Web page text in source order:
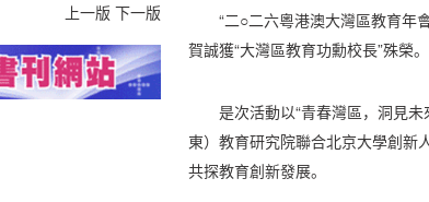
上一版 下一版
“二○二六粵港澳大灣區教育年
賀誠獲“大灣區教育功勳校長”殊榮。
是次活動以“青春灣區，洞見
東）教育研究院聯合北京大學創新
共探教育創新發展。